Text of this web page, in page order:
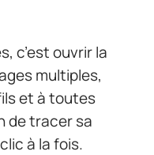
c’est ouvrir la
multiples,
et à toutes
de tracer sa
à la fois.